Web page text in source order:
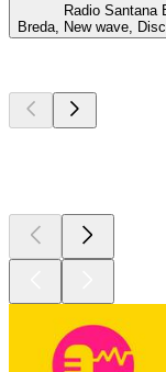
Radio Santana
Breda, New wave,